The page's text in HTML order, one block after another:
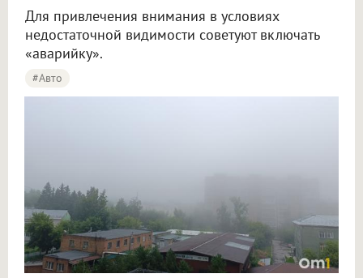
Для привлечения внимания в условиях
недостаточной видимости советуют включать
«аварийку».
#Авто